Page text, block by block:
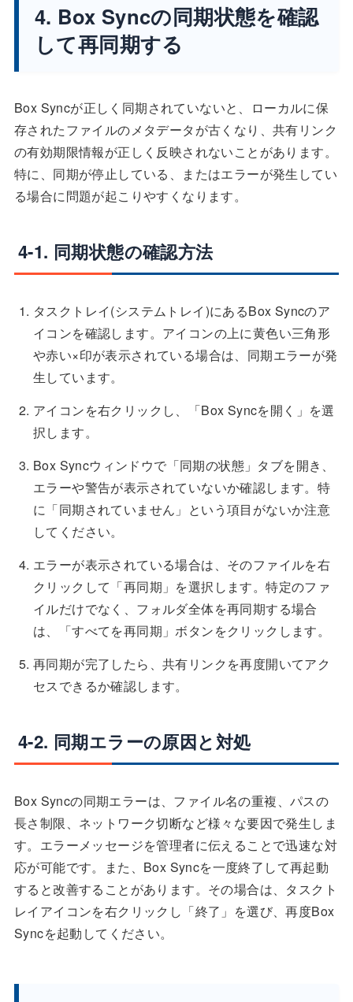
4. Box Syncの同期状態を確認
して再同期する
Box Syncが正しく同期されていないと、ローカルに保
存されたファイルのメタデータが古くなり、共有リンク
の有効期限情報が正しく反映されないことがあります。
特に、同期が停止している、またはエラーが発生してい
る場合に問題が起こりやすくなります。
4-1. 同期状態の確認方法
タスクトレイ(システムトレイ)にあるBox Syncのア
イコンを確認します。アイコンの上に黄色い三角形
や赤い×印が表示されている場合は、同期エラーが発
生しています。
アイコンを右クリックし、「Box Syncを開く」を選
択します。
Box Syncウィンドウで「同期の状態」タブを開き、
エラーや警告が表示されていないか確認します。特
に「同期されていません」という項目がないか注意
してください。
エラーが表示されている場合は、そのファイルを右
クリックして「再同期」を選択します。特定のファ
イルだけでなく、フォルダ全体を再同期する場合
は、「すべてを再同期」ボタンをクリックします。
再同期が完了したら、共有リンクを再度開いてアク
セスできるか確認します。
4-2. 同期エラーの原因と対処
Box Syncの同期エラーは、ファイル名の重複、パスの
長さ制限、ネットワーク切断など様々な要因で発生しま
す。エラーメッセージを管理者に伝えることで迅速な対
応が可能です。また、Box Syncを一度終了して再起動
すると改善することがあります。その場合は、タスクト
レイアイコンを右クリックし「終了」を選び、再度Box
Syncを起動してください。